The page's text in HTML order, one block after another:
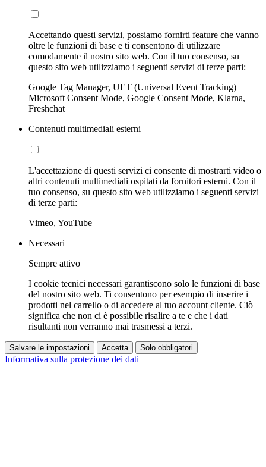
Accettando questi servizi, possiamo fornirti feature che vanno
oltre le funzioni di base e ti consentono di utilizzare
comodamente il nostro sito web. Con il tuo consenso, su
questo sito web utilizziamo i seguenti servizi di terze parti:
Google Tag Manager, UET (Universal Event Tracking)
Microsoft Consent Mode, Google Consent Mode, Klarna,
Freshchat
Contenuti multimediali esterni
L'accettazione di questi servizi ci consente di mostrarti video o
altri contenuti multimediali ospitati da fornitori esterni. Con il
tuo consenso, su questo sito web utilizziamo i seguenti servizi
di terze parti:
Vimeo, YouTube
Necessari
Sempre attivo
I cookie tecnici necessari garantiscono solo le funzioni di base
del nostro sito web. Ti consentono per esempio di inserire i
prodotti nel carrello o di accedere al tuo account cliente. Ciò
significa che non ci è possibile risalire a te e che i dati
risultanti non verranno mai trasmessi a terzi.
Salvare le impostazioni Accetta Solo obbligatori
Informativa sulla protezione dei dati